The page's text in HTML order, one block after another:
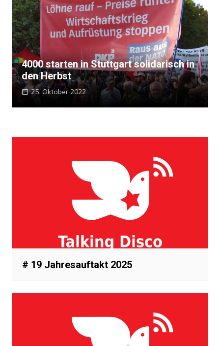
4000 starten in Stuttgart solidarisch in
den Herbst
25. Oktober 2022
# 19 Jahresauftakt 2025